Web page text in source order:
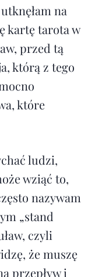
na
kartę tarota w
przed tą
którą z tego
które
ludzi,
wziąć to,
nazywam
„stand
czyli
że muszę
przepływ i